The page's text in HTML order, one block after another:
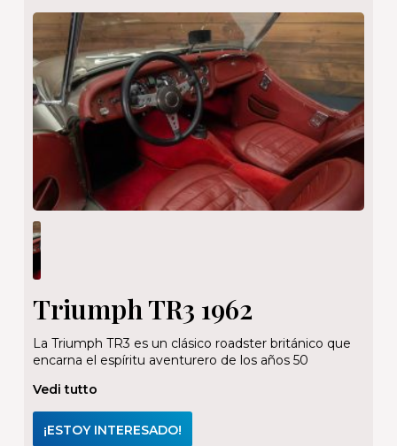
Triumph TR3 1962
La Triumph TR3 es un clásico roadster británico que
encarna el espíritu aventurero de los años 50
Vedi tutto
¡ESTOY INTERESADO!